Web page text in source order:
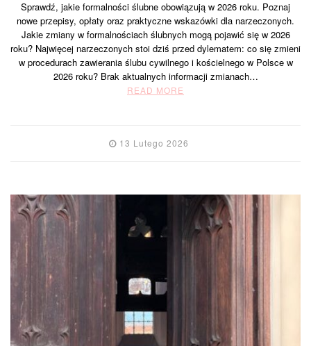
Sprawdź, jakie formalności ślubne obowiązują w 2026 roku. Poznaj
nowe przepisy, opłaty oraz praktyczne wskazówki dla narzeczonych.
Jakie zmiany w formalnościach ślubnych mogą pojawić się w 2026
roku? Najwięcej narzeczonych stoi dziś przed dylematem: co się zmieni
w procedurach zawierania ślubu cywilnego i kościelnego w Polsce w
2026 roku? Brak aktualnych informacji zmianach…
READ MORE
13 Lutego 2026